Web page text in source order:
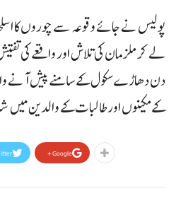
پولیس نے جائے وقوعہ سے چوروں کا
لے کر ملزمان کی تلاش اور واقعے کی
دن دھاڑے سکول کے سامنے پیش آنے
کے مکینوں اور طالبات کے والدین میں
Google+